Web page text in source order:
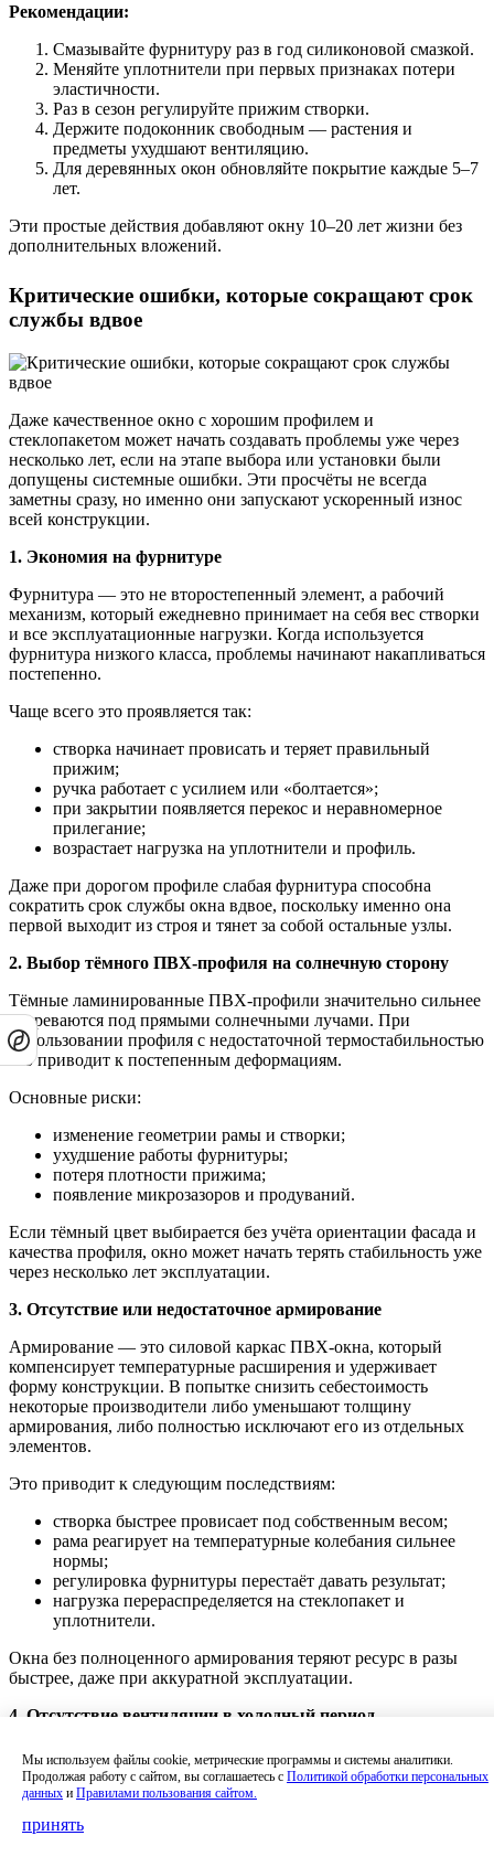
Рекомендации:
Смазывайте фурнитуру раз в год силиконовой смазкой.
Меняйте уплотнители при первых признаках потери
эластичности.
Раз в сезон регулируйте прижим створки.
Держите подоконник свободным — растения и
предметы ухудшают вентиляцию.
Для деревянных окон обновляйте покрытие каждые 5–7
лет.
Эти простые действия добавляют окну 10–20 лет жизни без
дополнительных вложений.
Критические ошибки, которые сокращают срок
службы вдвое
Даже качественное окно с хорошим профилем и
стеклопакетом может начать создавать проблемы уже через
несколько лет, если на этапе выбора или установки были
допущены системные ошибки. Эти просчёты не всегда
заметны сразу, но именно они запускают ускоренный износ
всей конструкции.
1. Экономия на фурнитуре
Фурнитура — это не второстепенный элемент, а рабочий
механизм, который ежедневно принимает на себя вес створки
и все эксплуатационные нагрузки. Когда используется
фурнитура низкого класса, проблемы начинают накапливаться
постепенно.
Чаще всего это проявляется так:
створка начинает провисать и теряет правильный
прижим;
ручка работает с усилием или «болтается»;
при закрытии появляется перекос и неравномерное
прилегание;
возрастает нагрузка на уплотнители и профиль.
Даже при дорогом профиле слабая фурнитура способна
сократить срок службы окна вдвое, поскольку именно она
первой выходит из строя и тянет за собой остальные узлы.
2. Выбор тёмного ПВХ-профиля на солнечную сторону
Тёмные ламинированные ПВХ-профили значительно сильнее
нагреваются под прямыми солнечными лучами. При
использовании профиля с недостаточной термостабильностью
это приводит к постепенным деформациям.
Основные риски:
изменение геометрии рамы и створки;
ухудшение работы фурнитуры;
потеря плотности прижима;
появление микрозазоров и продуваний.
Если тёмный цвет выбирается без учёта ориентации фасада и
качества профиля, окно может начать терять стабильность уже
через несколько лет эксплуатации.
3. Отсутствие или недостаточное армирование
Армирование — это силовой каркас ПВХ-окна, который
компенсирует температурные расширения и удерживает
форму конструкции. В попытке снизить себестоимость
некоторые производители либо уменьшают толщину
армирования, либо полностью исключают его из отдельных
элементов.
Это приводит к следующим последствиям:
створка быстрее провисает под собственным весом;
рама реагирует на температурные колебания сильнее
нормы;
регулировка фурнитуры перестаёт давать результат;
нагрузка перераспределяется на стеклопакет и
уплотнители.
Окна без полноценного армирования теряют ресурс в разы
быстрее, даже при аккуратной эксплуатации.
4. Отсутствие вентиляции в холодный период
Зимой многие сознательно избегают проветривания, опасаясь
теплопотерь. В результате внутри помещения накапливается
избыточная влажность, которая напрямую влияет на
Мы используем файлы cookie, метрические программы и системы аналитики.
Продолжая работу с сайтом, вы соглашаетесь с Политикой обработки персональных
данных и Правилами пользования сайтом.
принять